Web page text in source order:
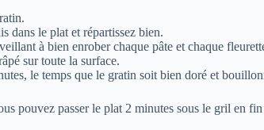
dans le plat et répartissez bien.
à bien enrober chaque pâte et chaque
sur toute la surface.
le temps que le gratin soit bien doré et
pouvez passer le plat 2 minutes sous le gril en